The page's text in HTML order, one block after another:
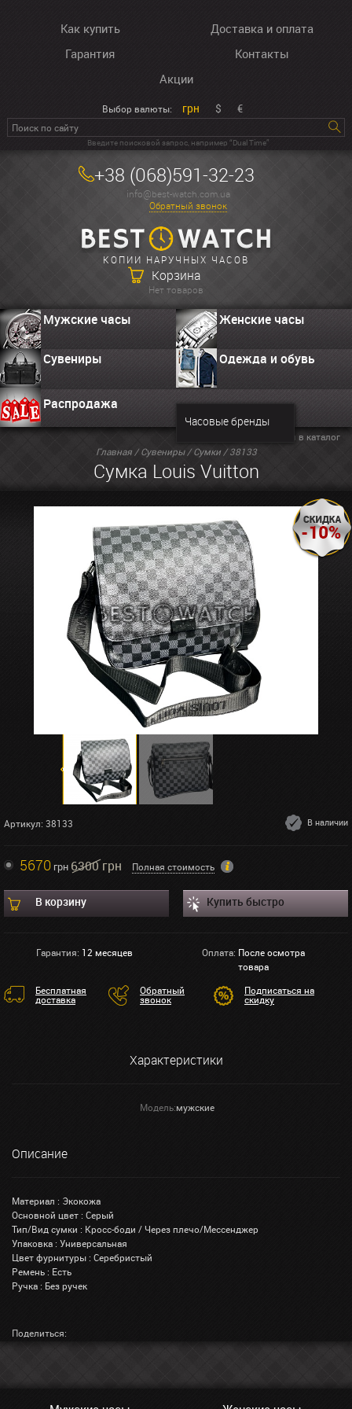
Как купить
Доставка и оплата
Гарантия
Контакты
Акции
Выбор валюты: грн $ €
Введите поисковой запрос, например “Dual Time”
+38 (068)591-32-23
info@best-watch.com.ua
Обратный звонок
КОПИИ НАРУЧНЫХ ЧАСОВ
Корзина
Нет товаров
Мужские часы Женские часы
Сувениры Одежда и обувь
Распродажа
Часовые бренды
Главная/Сувениры/Сумки/ 38133
Сумка Louis Vuitton
Вернуться в каталог
Артикул: 38133 В наличии
5670грн 6300 грн Полная стоимость
В корзину Купить быстро
Гарантия: 12 месяцев Оплата: После осмотра
товара
Бесплатная
доставка
Обратный
звонок
Подписаться на
скидку
Характеристики
Модель:мужские
Описание
Материал : Экокожа
Основной цвет : Серый
Тип/Вид сумки : Кросс-боди / Через плечо/Мессенджер
Упаковка : Универсальная
Цвет фурнитуры : Серебристый
Ремень : Есть
Ручка : Без ручек
Поделиться: